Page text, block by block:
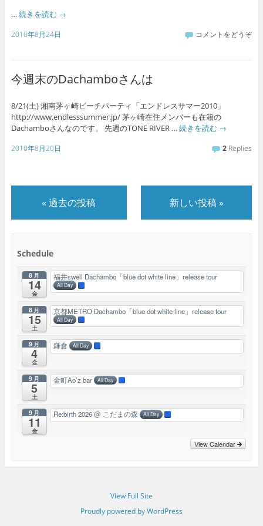
… 続きを読む →
2010年8月24日 コメントをどうぞ
今週末のDachamboさんは
8/21(土) 湘南茅ヶ崎ビーチパーティ「エンドレスサマー2010」
http://www.endlesssummer.jp/ 茅ヶ崎在住メンバーも在籍の
Dachamboさんなのです。 先週のTONE RIVER … 続きを読む →
2010年8月20日 2 Replies
« 過去の投稿 新しい投稿»
Schedule
8月
14
金
福井swell Dachambo「blue dot white line」release tour
All Day
8月
15
土
京都METRO Dachambo「blue dot white line」release tour
All Day
9月
4
金
鎌倉 All Day
9月
5
土
金町Ao’z bar All Day
9月
11
金
Re:birth 2026@ こだまの森 All Day
View Calendar
View Full Site
Proudly powered by WordPress